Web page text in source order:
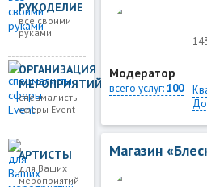
РУКОДЕЛИЕ
все своими
руками
ОРГАНИЗАЦИЯ
МЕРОПРИЯТИЙ
спецмалисты
сферы Event
АРТИСТЫ
для Ваших
мероприятий
Модератор
всего услуг:100
Магазин